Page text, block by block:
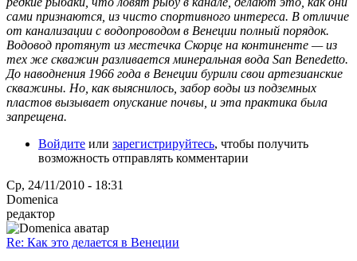
сами признаются, из чисто спортивного интереса. В отличие
от канализации с водопроводом в Венеции полный порядок.
Водовод протянут из местечка Скорце на континенте — из
тех же скважин разливается минеральная вода San Benedetto.
До наводнения 1966 года в Венеции бурили свои артезианские
скважины. Но, как выяснилось, забор воды из подземных
пластов вызывает опускание почвы, и эта практика была
запрещена.
Войдите или зарегистрируйтесь, чтобы получить
возможность отправлять комментарии
Ср, 24/11/2010 - 18:31
Domenica
редактор
Re: Как это делается в Венеции